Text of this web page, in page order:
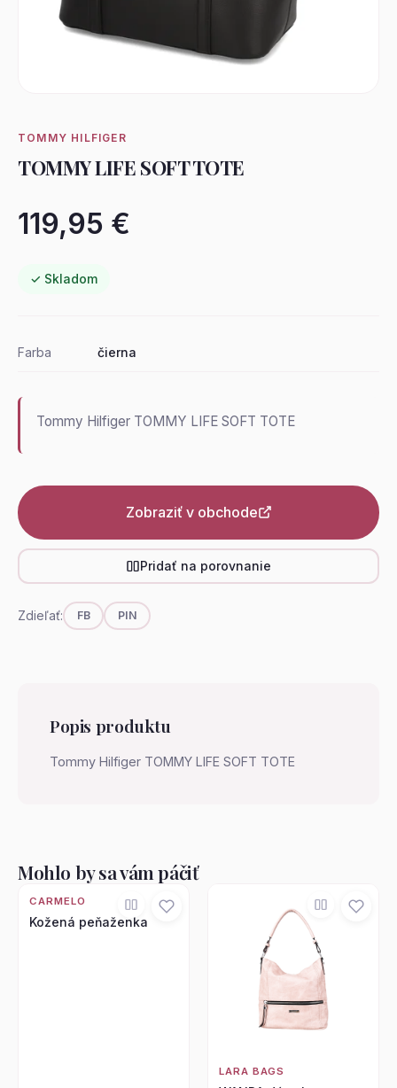
TOMMY HILFIGER
TOMMY LIFE SOFT TOTE
119,95 €
✓ Skladom
Farba čierna
Tommy Hilfiger TOMMY LIFE SOFT TOTE
Zobraziť v obchode
Pridať na porovnanie
Zdieľať: FB PIN
Popis produktu
Tommy Hilfiger TOMMY LIFE SOFT TOTE
Mohlo by sa vám páčiť
CARMELO
Kožená peňaženka
LARA BAGS